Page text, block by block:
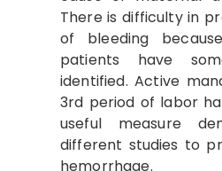
There is difficulty in
of bleeding
patients have
identified. Active
3rd period of labor
useful measure
different studies to
hemorrhage.